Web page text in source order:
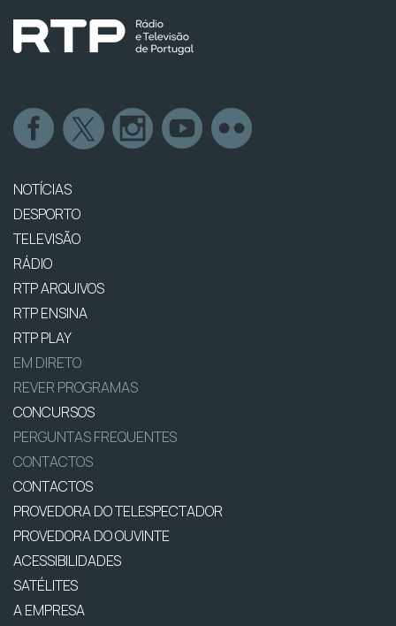
NOTÍCIAS
DESPORTO
TELEVISÃO
RÁDIO
RTP ARQUIVOS
RTP ENSINA
RTP PLAY
EM DIRETO
REVER PROGRAMAS
CONCURSOS
PERGUNTAS FREQUENTES
CONTACTOS
CONTACTOS
PROVEDORA DO TELESPECTADOR
PROVEDORA DO OUVINTE
ACESSIBILIDADES
SATÉLITES
A EMPRESA